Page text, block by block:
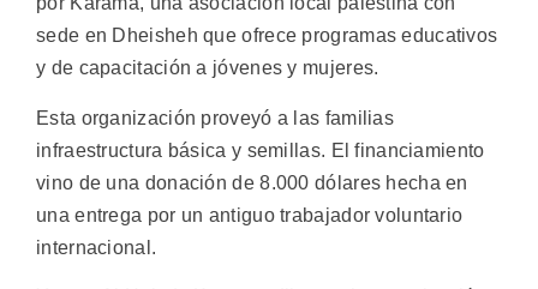
sede en Dheisheh que ofrece programas educativos
y de capacitación a jóvenes y mujeres.
Esta organización proveyó a las familias
infraestructura básica y semillas. El financiamiento
vino de una donación de 8.000 dólares hecha en
una entrega por un antiguo trabajador voluntario
internacional.